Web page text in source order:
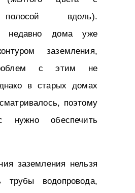
вдоль).
недавно дома уже
заземления,
с этим не
в старых домах
поэтому
нужно обеспечить
заземления нельзя
трубы водопровода,